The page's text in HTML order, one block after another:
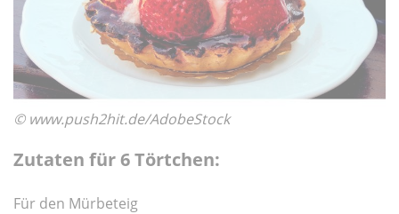
© www.push2hit.de/AdobeStock
Zutaten für 6 Törtchen:
Für den Mürbeteig